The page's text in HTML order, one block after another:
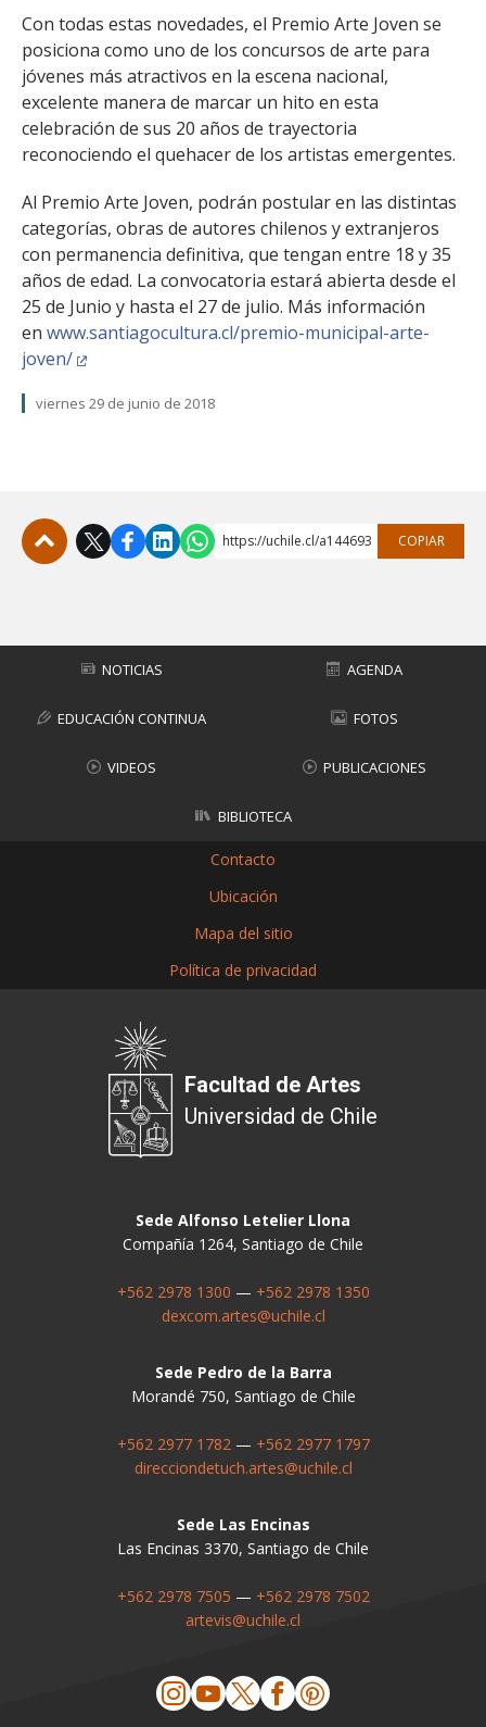
Con todas estas novedades, el Premio Arte Joven se
posiciona como uno de los concursos de arte para
jóvenes más atractivos en la escena nacional,
excelente manera de marcar un hito en esta
celebración de sus 20 años de trayectoria
reconociendo el quehacer de los artistas emergentes.
Al Premio Arte Joven, podrán postular en las distintas
categorías, obras de autores chilenos y extranjeros
con permanencia definitiva, que tengan entre 18 y 35
años de edad. La convocatoria estará abierta desde el
25 de Junio y hasta el 27 de julio. Más información
en www.santiagocultura.cl/premio-municipal-arte-
joven/
viernes 29 de junio de 2018
https://uchile.cl/a144693 COPIAR
NOTICIAS AGENDA
EDUCACIÓN CONTINUA FOTOS
VIDEOS PUBLICACIONES
BIBLIOTECA
Contacto
Ubicación
Mapa del sitio
Política de privacidad
Facultad de Artes
Universidad de Chile
Sede Alfonso Letelier Llona
Compañía 1264, Santiago de Chile
+562 2978 1300 — +562 2978 1350
dexcom.artes@uchile.cl
Sede Pedro de la Barra
Morandé 750, Santiago de Chile
+562 2977 1782— +562 2977 1797
direcciondetuch.artes@uchile.cl
Sede Las Encinas
Las Encinas 3370, Santiago de Chile
+562 2978 7505 — +562 2978 7502
artevis@uchile.cl